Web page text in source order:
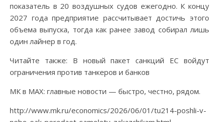
показатель в 20 воздушных судов ежегодно. К концу
2027 года предприятие рассчитывает достичь этого
объема выпуска, тогда как ранее завод собирал лишь
один лайнер в год.
Читайте также: В новый пакет санкций ЕС войдут
ограничения против танкеров и банков
МК в MAX: главные новости — быстро, честно, рядом.
http://www.mk.ru/economics/2026/06/01/tu214-poshli-v-